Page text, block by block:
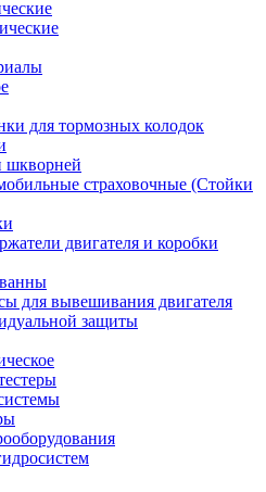
для тормозных колодок
шкворней
страховочные (Стойки
двигателя и коробки
для вывешивания двигателя
защиты